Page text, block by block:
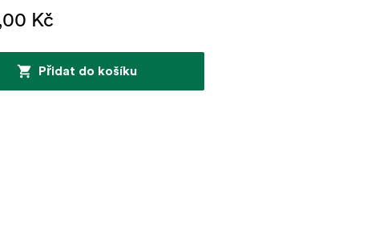
Kč
Přidat do košíku